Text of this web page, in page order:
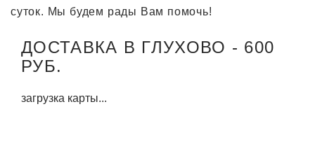
суток. Мы будем рады Вам помочь!
ДОСТАВКА В ГЛУХОВО - 600
РУБ.
загрузка карты...